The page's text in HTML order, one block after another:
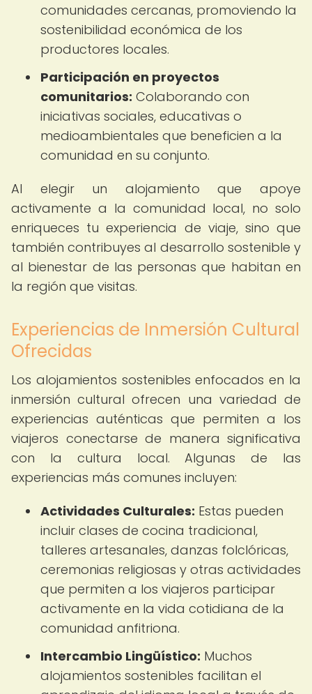
comunidades cercanas, promoviendo la
sostenibilidad económica de los
productores locales.
Participación en proyectos
comunitarios: Colaborando con
iniciativas sociales, educativas o
medioambientales que beneficien a la
comunidad en su conjunto.
Al elegir un alojamiento que apoye
activamente a la comunidad local, no solo
enriqueces tu experiencia de viaje, sino que
también contribuyes al desarrollo sostenible y
al bienestar de las personas que habitan en
la región que visitas.
Experiencias de Inmersión Cultural
Ofrecidas
Los alojamientos sostenibles enfocados en la
inmersión cultural ofrecen una variedad de
experiencias auténticas que permiten a los
viajeros conectarse de manera significativa
con la cultura local. Algunas de las
experiencias más comunes incluyen:
Actividades Culturales: Estas pueden
incluir clases de cocina tradicional,
talleres artesanales, danzas folclóricas,
ceremonias religiosas y otras actividades
que permiten a los viajeros participar
activamente en la vida cotidiana de la
comunidad anfitriona.
Intercambio Lingüístico: Muchos
alojamientos sostenibles facilitan el